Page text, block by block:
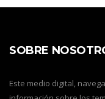
SOBRE
Este medio digital,